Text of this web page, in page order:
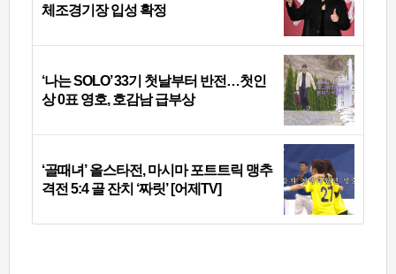
체조경기장 입성 확정
‘나는 SOLO’ 33기 첫날부터 반전…첫인
상 0표 영호, 호감남 급부상
‘골때녀’ 올스타전, 마시마 포트트릭 맹추
격전 5:4 골 잔치 ‘짜릿’ [어제TV]